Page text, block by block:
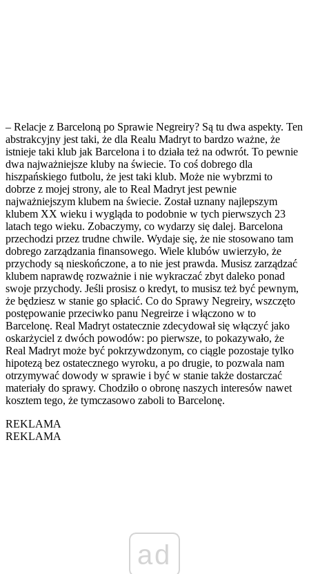
– Relacje z Barceloną po Sprawie Negreiry? Są tu dwa aspekty. Ten
abstrakcyjny jest taki, że dla Realu Madryt to bardzo ważne, że
istnieje taki klub jak Barcelona i to działa też na odwrót. To pewnie
dwa najważniejsze kluby na świecie. To coś dobrego dla
hiszpańskiego futbolu, że jest taki klub. Może nie wybrzmi to
dobrze z mojej strony, ale to Real Madryt jest pewnie
najważniejszym klubem na świecie. Został uznany najlepszym
klubem XX wieku i wygląda to podobnie w tych pierwszych 23
latach tego wieku. Zobaczymy, co wydarzy się dalej. Barcelona
przechodzi przez trudne chwile. Wydaje się, że nie stosowano tam
dobrego zarządzania finansowego. Wiele klubów uwierzyło, że
przychody są nieskończone, a to nie jest prawda. Musisz zarządzać
klubem naprawdę rozważnie i nie wykraczać zbyt daleko ponad
swoje przychody. Jeśli prosisz o kredyt, to musisz też być pewnym,
że będziesz w stanie go spłacić. Co do Sprawy Negreiry, wszczęto
postępowanie przeciwko panu Negreirze i włączono w to
Barcelonę. Real Madryt ostatecznie zdecydował się włączyć jako
oskarżyciel z dwóch powodów: po pierwsze, to pokazywało, że
Real Madryt może być pokrzywdzonym, co ciągle pozostaje tylko
hipotezą bez ostatecznego wyroku, a po drugie, to pozwala nam
otrzymywać dowody w sprawie i być w stanie także dostarczać
materiały do sprawy. Chodziło o obronę naszych interesów nawet
kosztem tego, że tymczasowo zaboli to Barcelonę.
REKLAMA
REKLAMA
ad